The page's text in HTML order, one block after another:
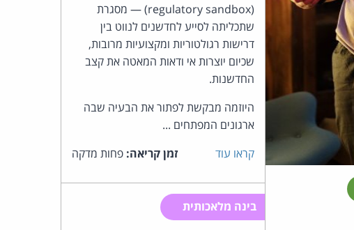
(regulatory sandbox) — מסגרת
שתכליתה לסייע לחדשנים לנווט בין
דרישות רגולטוריות ומקצועיות מרובות,
שכיום יוצרות אי ודאות המאטה את קצב
החדשנות.
היוזמה מבקשת לפתור את הבעיה שבה
ארגונים המפתחים ...
קראו עוד
זמן קריאה: פחות מדקה
בינה מלאכותית